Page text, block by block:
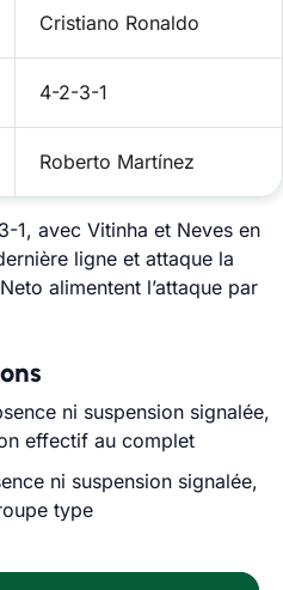
Cristiano Ronaldo
4-2-3-1
Roberto Martínez
1, avec Vitinha et Neves en
ligne et attaque la
alimentent l’attaque par
ni suspension signalée,
effectif au complet
ni suspension signalée,
type